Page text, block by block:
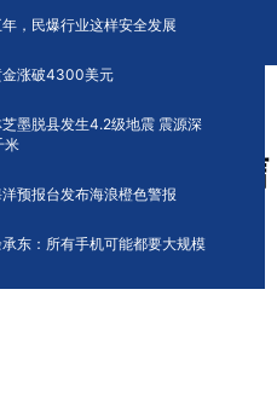
，民爆行业这样安全发展
金涨破4300美元
墨脱县发生4.2级地震 震源深
米
预报台发布海浪橙色警报
东：所有手机可能都要大规模
议共享经济 信
恼”